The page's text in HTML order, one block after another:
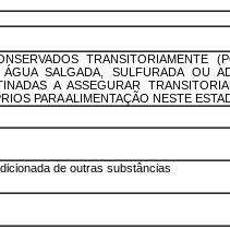
TRANSITORIAMENTE
SALGADA, SULFURADA OU
A ASSEGURAR
PARA ALIMENTAÇÃO NESTE
de outras substâncias